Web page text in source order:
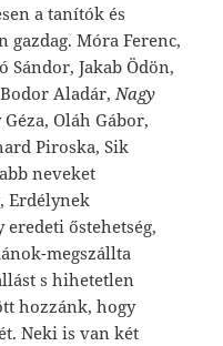
a tanítók és
gazdag. Móra Ferenc,
Sándor, Jakab Ödön,
Aladár, Nagy
Oláh Gábor,
Piroska, Sik
neveket
Erdélynek
eredeti őstehetség,
megszállta
s hihetetlen
hozzánk, hogy
Neki is van két